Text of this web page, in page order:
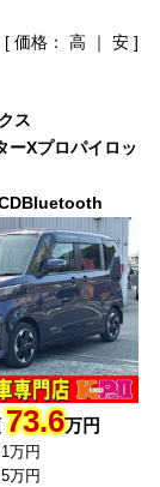
[ 価格：高 ｜安 ]
ス
ーXプロパイロッ
73.6万円
万円
万円